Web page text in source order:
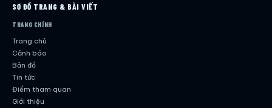
SƠ ĐỒ TRANG & BÀI VIẾT
TRANG CHÍNH
Trang chủ
Cảnh báo
Bản đồ
Tin tức
Điểm tham quan
Giới thiệu